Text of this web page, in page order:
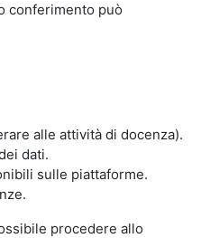
conferimento può
alle attività di docenza).
dati.
sulle piattaforme.
procedere allo